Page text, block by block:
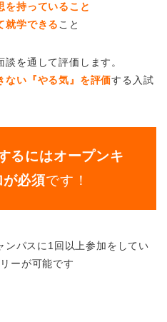
を持っていること
就学できること
を通して評価します。
ない『やる気』を評価する入試
るにはオープンキ
必須です！
パスに1回以上参加をしてい
ーが可能です